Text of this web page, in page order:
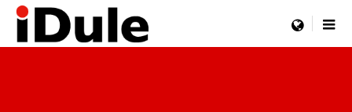
menu